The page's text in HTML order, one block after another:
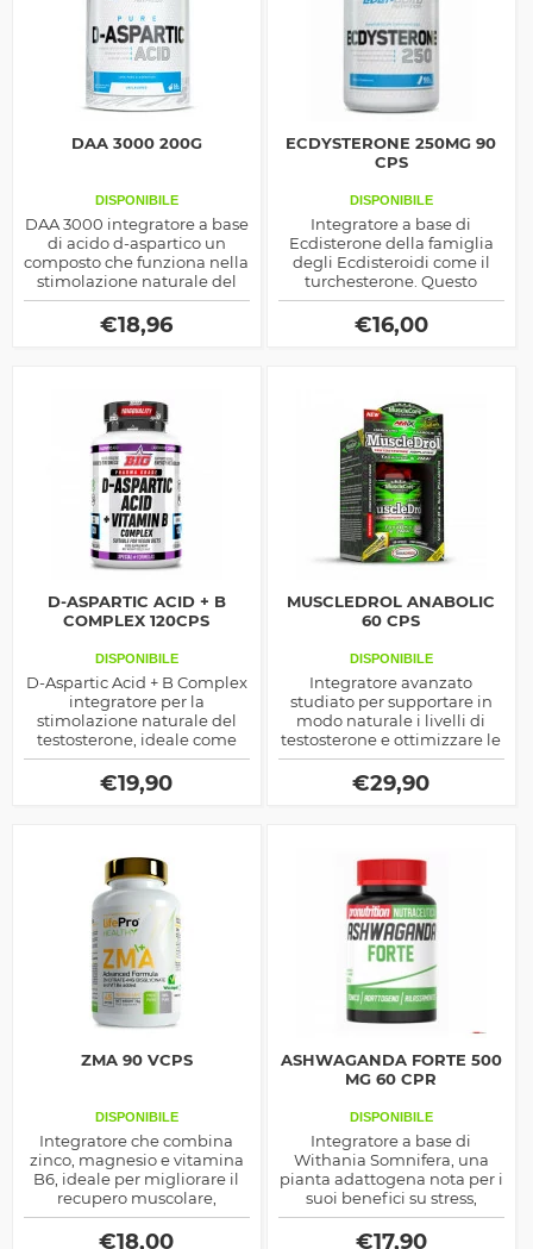
DAA 3000 200G
DISPONIBILE
DAA 3000 integratore a base
di acido d-aspartico un
composto che funziona nella
stimolazione naturale del
rilascio di testosterone,
ideale sia per aumentare la
massa che diminuire il
€18,96
ECDYSTERONE 250MG 90
CPS
DISPONIBILE
Integratore a base di
Ecdisterone della famiglia
degli Ecdisteroidi come il
turchesterone. Questo
integratore è capace di
stimolare la sintesi proteica
aumentare la massa
€16,00
D-ASPARTIC ACID + B
COMPLEX 120CPS
DISPONIBILE
D-Aspartic Acid + B Complex
integratore per la
stimolazione naturale del
testosterone, ideale come
aiuto per lo sviluppo della
massa ma anche per
diminuire il grasso corporeo.
€19,90
MUSCLEDROL ANABOLIC
60 CPS
DISPONIBILE
Integratore avanzato
studiato per supportare in
modo naturale i livelli di
testosterone e ottimizzare le
performance sportive. La sua
formula, avanzata favorisce
la forza, il recupero
per chi pratica attività fisica
€29,90
ZMA 90 VCPS
DISPONIBILE
Integratore che combina
zinco, magnesio e vitamina
B6, ideale per migliorare il
recupero muscolare,
ottimizzare la qualità del
sonno e supportare la
€18,00
ASHWAGANDA FORTE 500
MG 60 CPR
DISPONIBILE
Integratore a base di
Withania Somnifera, una
pianta adattogena nota per i
suoi benefici su stress,
energia e benessere
generale. Grazie alla sua alta
€17,90